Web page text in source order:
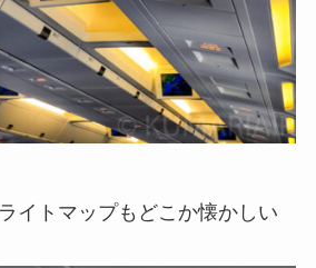
イトマップもどこか懐かしい